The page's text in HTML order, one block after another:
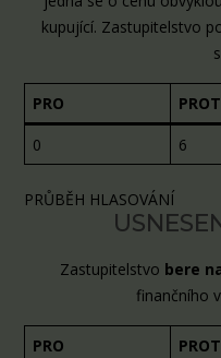
kupující. Zastupitelstvo
PRO
0
6
PRŮBĚH HLASOVÁNÍ
Zastupitelstvo bere
finančního
PRO